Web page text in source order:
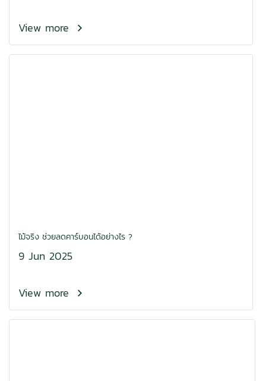
View more
ไม้จริง ช่วยลดคาร์บอนได้อย่างไร ?
9 Jun 2025
View more